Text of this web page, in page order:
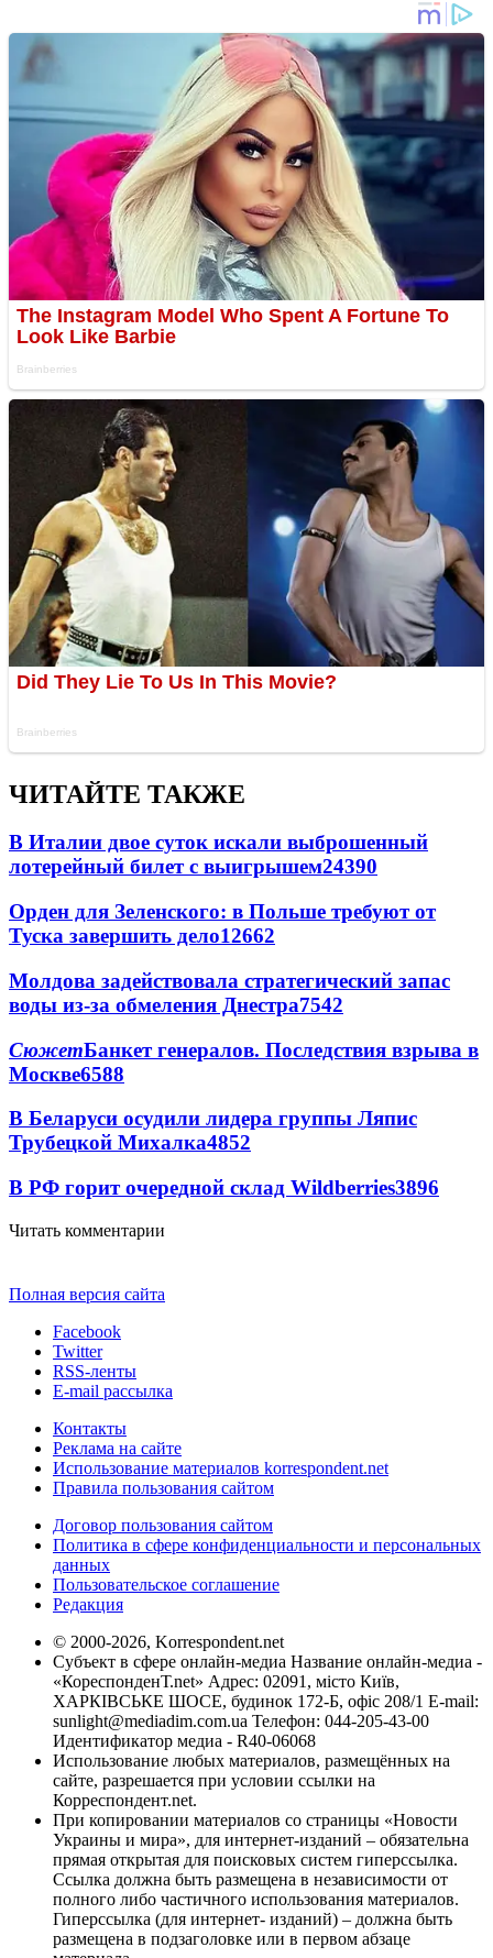
ЧИТАЙТЕ ТАКЖЕ
В Италии двое суток искали выброшенный
лотерейный билет с выигрышем24390
Орден для Зеленского: в Польше требуют от
Туска завершить дело12662
Молдова задействовала стратегический запас
воды из-за обмеления Днестра7542
СюжетБанкет генералов. Последствия взрыва в
Москве6588
В Беларуси осудили лидера группы Ляпис
Трубецкой Михалка4852
В РФ горит очередной склад Wildberries3896
Читать комментарии
Полная версия сайта
Facebook
Twitter
RSS-ленты
E-mail рассылка
Контакты
Реклама на сайте
Использование материалов korrespondent.net
Правила пользования сайтом
Договор пользования сайтом
Политика в сфере конфиденциальности и персональных
данных
Пользовательское соглашение
Редакция
© 2000-2026, Korrespondent.net
Субъект в сфере онлайн-медиа Название онлайн-медиа -
«КореспонденТ.net» Адрес: 02091, місто Київ,
ХАРКІВСЬКЕ ШОСЕ, будинок 172-Б, офіс 208/1 E-mail:
sunlight@mediadim.com.ua Телефон: 044-205-43-00
Идентификатор медиа - R40-06068
Использование любых материалов, размещённых на
сайте, разрешается при условии ссылки на
Корреспондент.net.
При копировании материалов со страницы «Новости
Украины и мира», для интернет-изданий – обязательна
прямая открытая для поисковых систем гиперссылка.
Ссылка должна быть размещена в независимости от
полного либо частичного использования материалов.
Гиперссылка (для интернет- изданий) – должна быть
размещена в подзаголовке или в первом абзаце